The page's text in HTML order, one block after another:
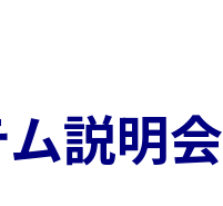
説明会